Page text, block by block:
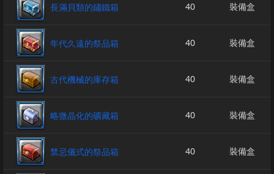
長滿貝類的鏽鐵箱 40 裝備盒
年代久遠的祭品箱 40 裝備盒
古代機械的庫存箱 40 裝備盒
略微晶化的礦藏箱 40 裝備盒
禁忌儀式的祭品箱 40 裝備盒